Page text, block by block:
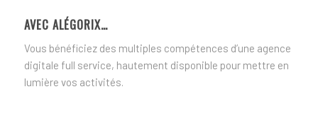
AVEC ALÉGORIX…
Vous bénéficiez des multiples compétences d’une agence
digitale full service, hautement disponible pour mettre en
lumière vos activités.